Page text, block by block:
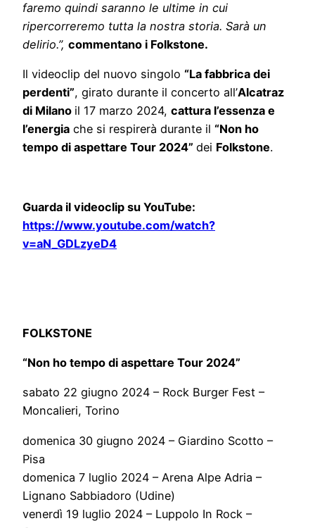
faremo quindi saranno le ultime in cui
ripercorreremo tutta la nostra storia. Sarà un
delirio.”, commentano i Folkstone.
Il videoclip del nuovo singolo “La fabbrica dei
perdenti”, girato durante il concerto all’Alcatraz
di Milano il 17 marzo 2024, cattura l’essenza e
l’energia che si respirerà durante il “Non ho
tempo di aspettare Tour 2024” dei Folkstone.
Guarda il videoclip su YouTube:
https://www.youtube.com/watch?
v=aN_GDLzyeD4
FOLKSTONE
“Non ho tempo di aspettare Tour 2024”
sabato 22 giugno 2024 – Rock Burger Fest –
Moncalieri, Torino
domenica 30 giugno 2024 – Giardino Scotto –
Pisa
domenica 7 luglio 2024 – Arena Alpe Adria –
Lignano Sabbiadoro (Udine)
venerdì 19 luglio 2024 – Luppolo In Rock –